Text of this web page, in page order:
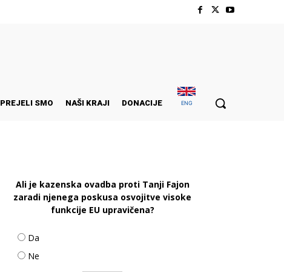
PREJELI SMO NAŠI KRAJI DONACIJE ENG
Ali je kazenska ovadba proti Tanji Fajon
zaradi njenega poskusa osvojitve visoke
funkcije EU upravičena?
Da
Ne